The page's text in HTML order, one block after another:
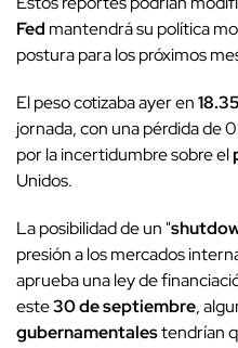
Fed mantendrá su política
postura para los próximos
El peso cotizaba ayer en
jornada, con una pérdida de
por la incertidumbre sobre el
Unidos.
La posibilidad de un "
presión a los mercados
aprueba una ley de
este30 de septiembre,
gubernamentalestendrían